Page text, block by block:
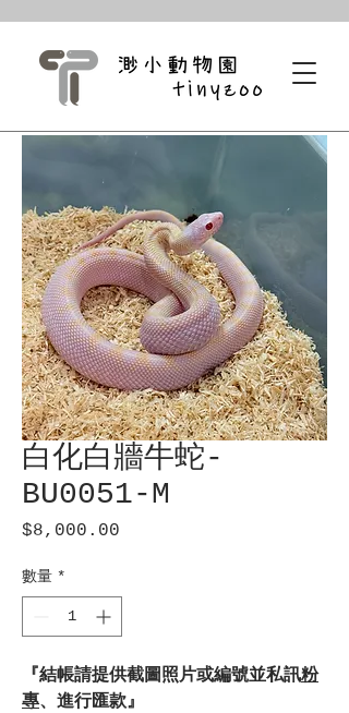
白化白牆牛蛇-
BU0051-M
$8,000.00
數量 *
『結帳請提供截圖照片或編號並私訊粉
專、進行匯款』